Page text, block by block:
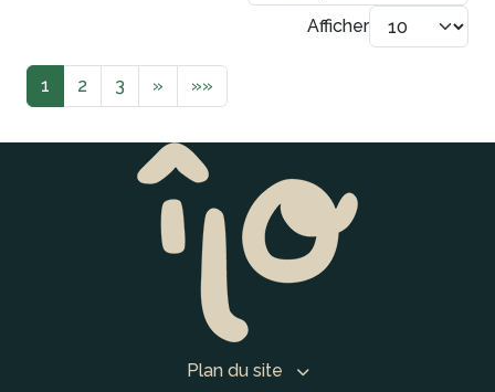
Afficher
1 2 3 » »»
Plan du site